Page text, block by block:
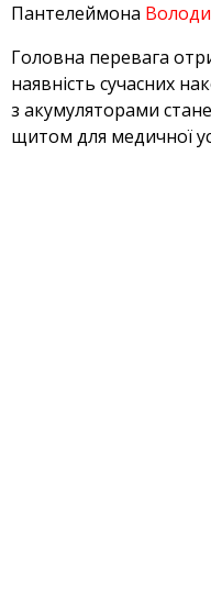
Пантелеймона
Головна перевага
наявність сучасних
з акумуляторами
щитом для медичної